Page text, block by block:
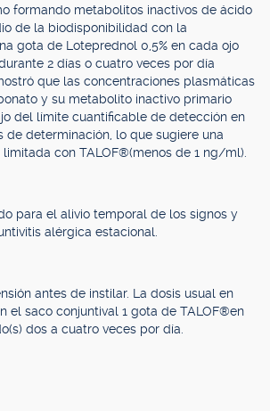
formando metabolitos inactivos de ácido
de la biodisponibilidad con la
gota de Loteprednol 0,5% en cada ojo
2 días o cuatro veces por día
que las concentraciones plasmáticas
y su metabolito inactivo primario
del límite cuantificable de detección en
de determinación, lo que sugiere una
con TALOF®(menos de 1 ng/ml).
para el alivio temporal de los signos y
alérgica estacional.
antes de instilar. La dosis usual en
el saco conjuntival 1 gota de TALOF®en
dos a cuatro veces por día.